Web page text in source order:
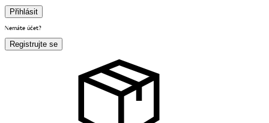
Přihlásit
Nemáte účet?
Registrujte se